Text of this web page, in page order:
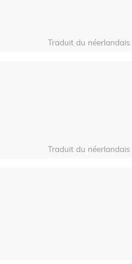
Traduit du néerlandais
Traduit du néerlandais